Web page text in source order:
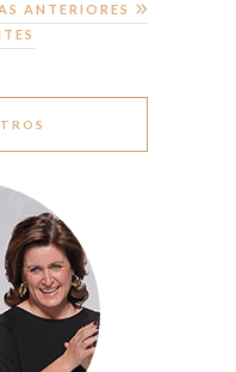
ANTERIORES